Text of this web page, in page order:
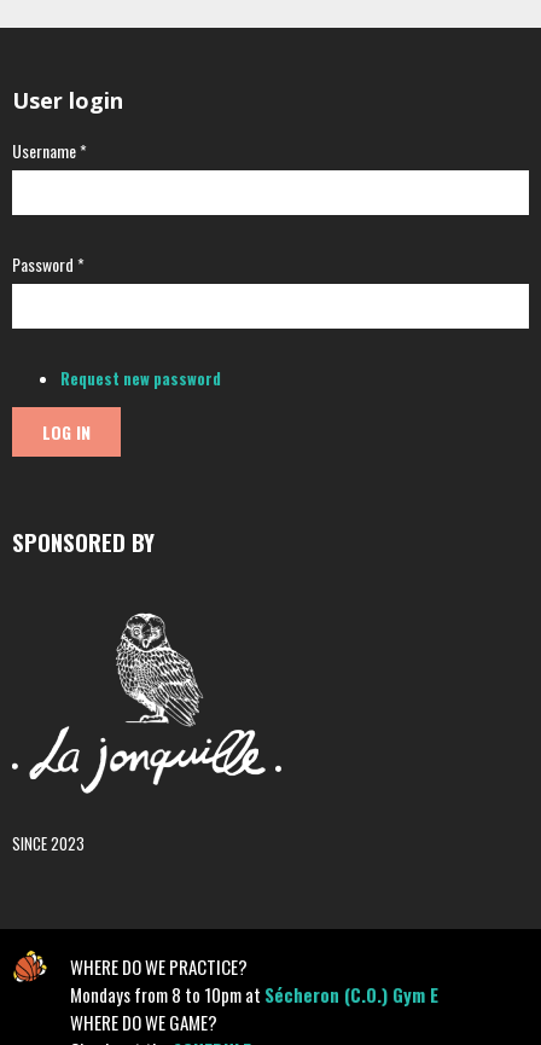
User login
Username*
Password*
Request new password
SPONSORED BY
SINCE 2023
WHERE DO WE PRACTICE?
Mondays from 8 to 10pm at Sécheron (C.O.) Gym E
WHERE DO WE GAME?